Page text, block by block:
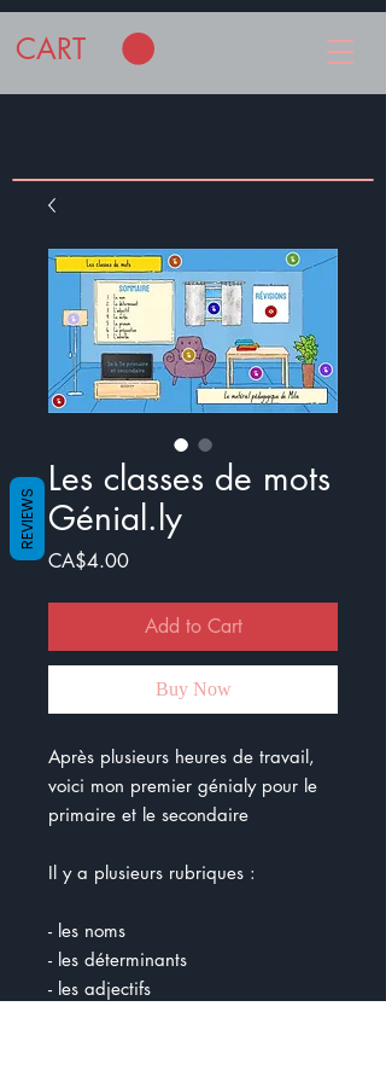
CART
Les classes de mots
Génial.ly
CA$4.00Price
Add to Cart
Buy Now
Après plusieurs heures de travail,
voici mon premier génialy pour le
primaire et le secondaire
Il y a plusieurs rubriques :
- les noms
- les déterminants
- les adjectifs
REVIEWS